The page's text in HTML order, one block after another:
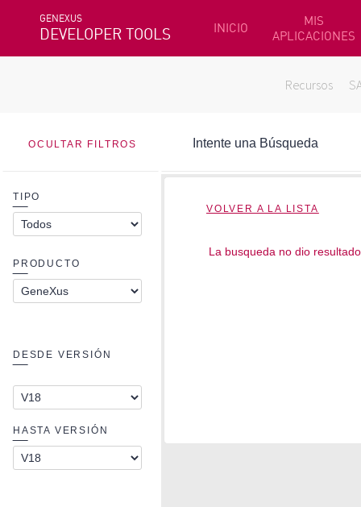
GENEXUS
DEVELOPER TOOLS INICIO
MIS
APLICACIONES
Recursos